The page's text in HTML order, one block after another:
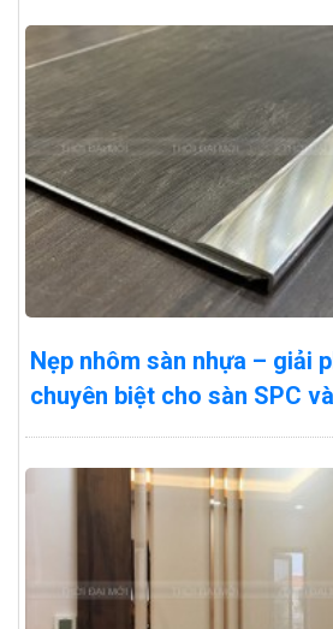
Nẹp nhôm sàn nhựa – giải
chuyên biệt cho sàn SPC